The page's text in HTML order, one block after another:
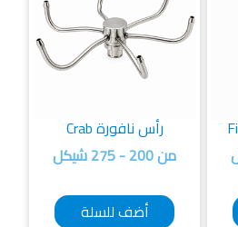
رأس نافورة Crab
من 200 - 275 شيكل
أضف للسلة